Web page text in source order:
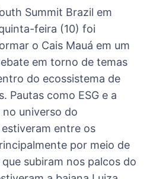
Summit Brazil em
feira (10) foi
o Cais Mauá em um
em torno de temas
do ecossistema de
Pautas como ESG e a
universo do
entre os
por meio de
subiram nos palcos do